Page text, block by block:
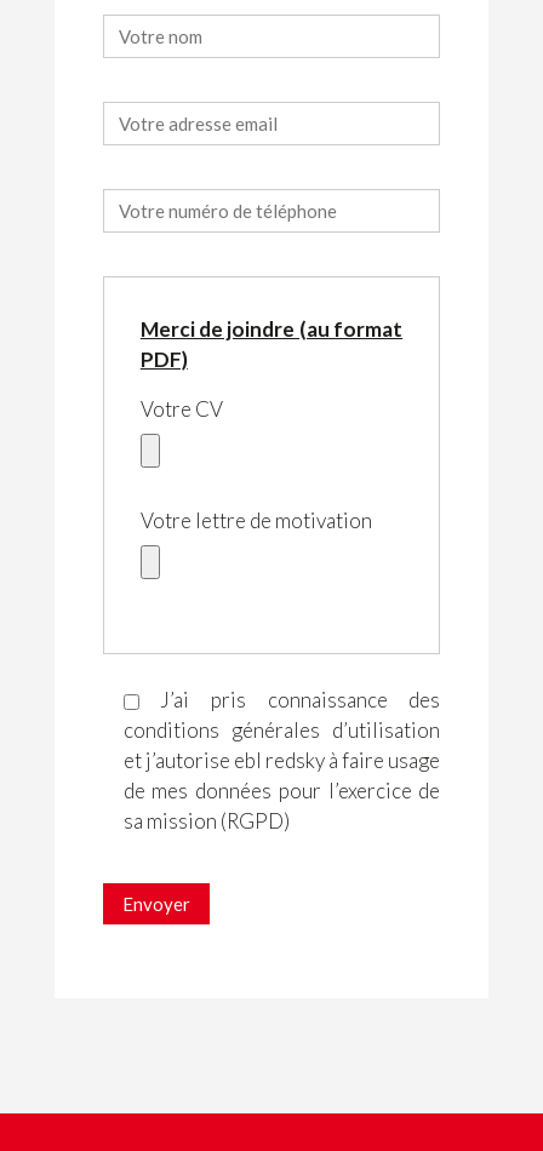
Merci de joindre (au format
PDF)
Votre CV
Votre lettre de motivation
J’ai pris connaissance des
conditions générales d’utilisation
et j’autorise ebl redsky à faire usage
de mes données pour l’exercice de
sa mission (RGPD)